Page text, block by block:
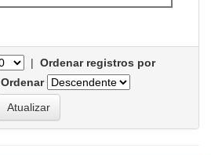
| Ordenar registros por
Ordenar